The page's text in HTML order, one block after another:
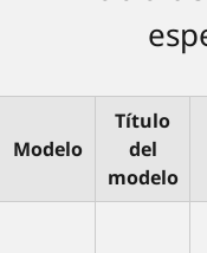
Modelo
Título
del
modelo